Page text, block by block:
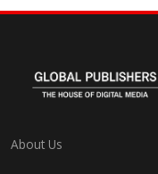
About Us